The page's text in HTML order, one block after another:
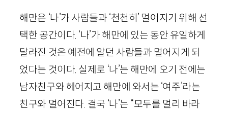
해만은 ‘나’가 사람들과 ‘천천히’ 멀어지기 위해 선
택한 공간이다. ‘나’가 해만에 있는 동안 유일하게
달라진 것은 예전에 알던 사람들과 멀어지게 되
었다는 것이다. 실제로 ‘나’는 해만에 오기 전에는
남자친구와 헤어지고 해만에 와서는 ‘여주’라는
친구와 멀어진다. 결국 ‘나’는 “모두를 멀리 바라